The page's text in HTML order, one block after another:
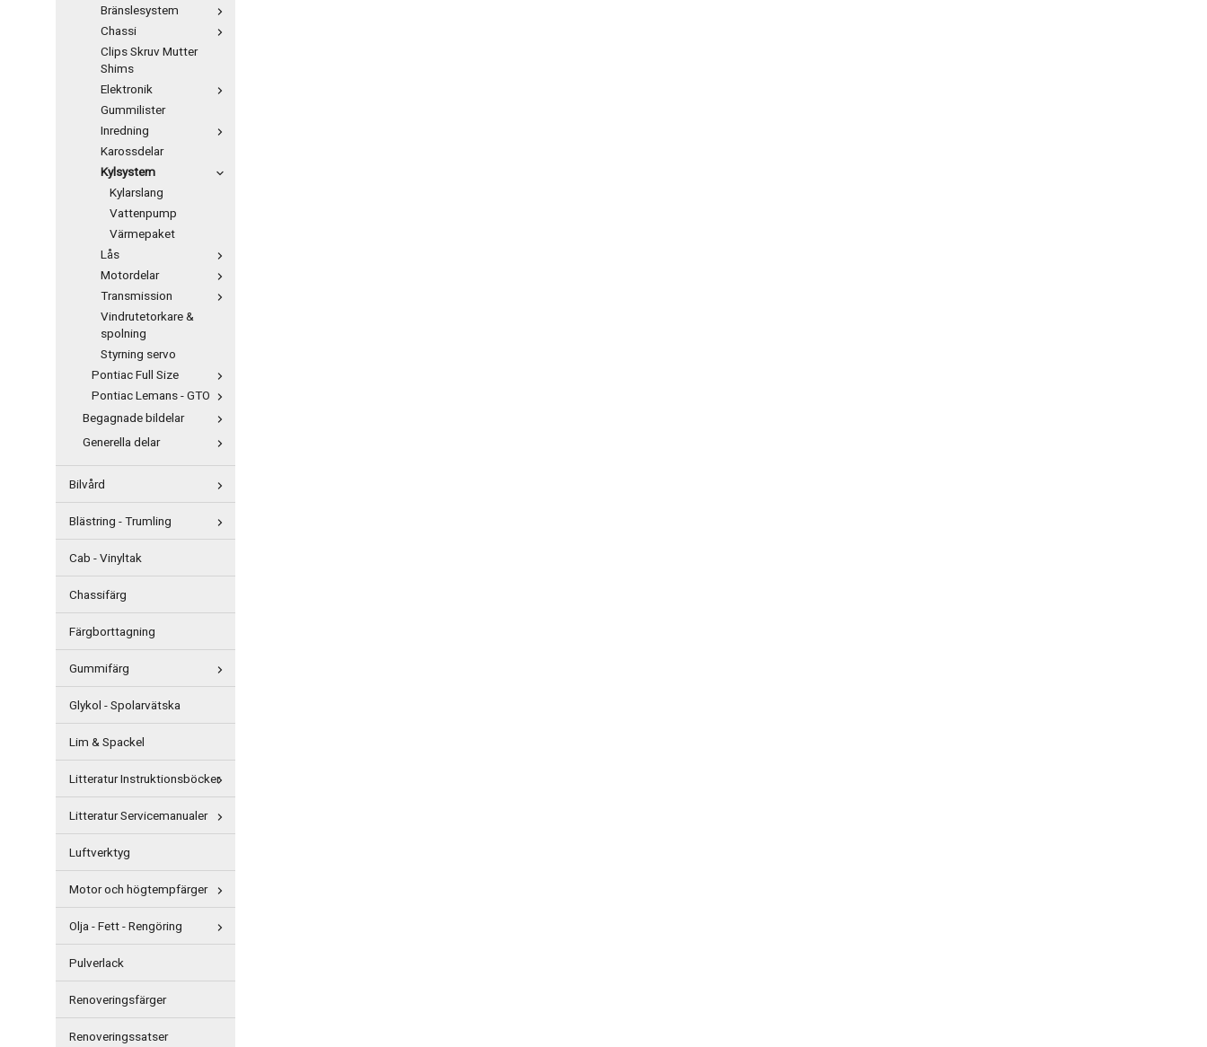
Bränslesystem
Chassi
Clips Skruv Mutter
Shims
Elektronik
Gummilister
Inredning
Karossdelar
Kylsystem
Kylarslang
Vattenpump
Värmepaket
Lås
Motordelar
Transmission
Vindrutetorkare &
spolning
Styrning servo
Pontiac Full Size
Pontiac Lemans - GTO
Begagnade bildelar
Generella delar
Bilvård
Blästring - Trumling
Cab - Vinyltak
Chassifärg
Färgborttagning
Gummifärg
Glykol - Spolarvätska
Lim & Spackel
Litteratur Instruktionsböcker
Litteratur Servicemanualer
Luftverktyg
Motor och högtempfärger
Olja - Fett - Rengöring
Pulverlack
Renoveringsfärger
Renoveringssatser